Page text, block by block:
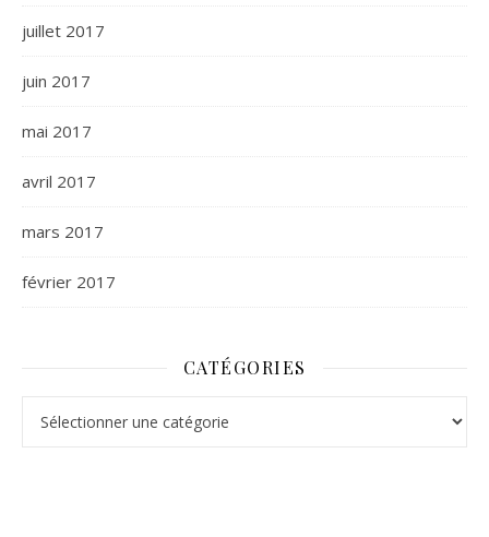
juillet 2017
juin 2017
mai 2017
avril 2017
mars 2017
février 2017
CATÉGORIES